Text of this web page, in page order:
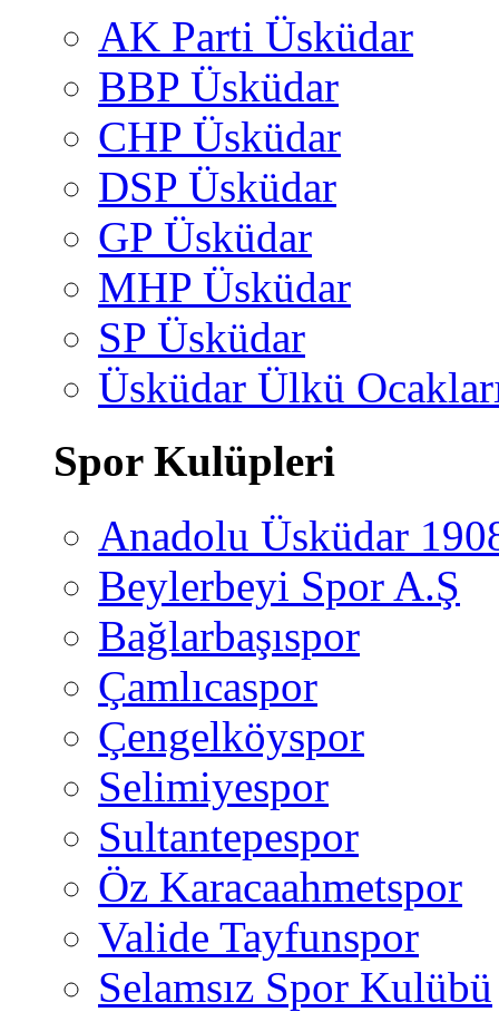
AK Parti Üsküdar
BBP Üsküdar
CHP Üsküdar
DSP Üsküdar
GP Üsküdar
MHP Üsküdar
SP Üsküdar
Üsküdar Ülkü
Spor Kulüpleri
Anadolu Üsküdar
Beylerbeyi Spor A.Ş
Bağlarbaşıspor
Çamlıcaspor
Çengelköyspor
Selimiyespor
Sultantepespor
Öz Karacaahmetspor
Valide Tayfunspor
Selamsız Spor Kulübü